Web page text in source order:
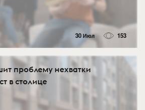
30 Июл 153
проблему нехватки
в столице